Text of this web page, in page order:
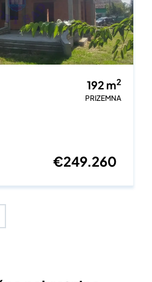
192 m2
PRIZEMNA
€249.260